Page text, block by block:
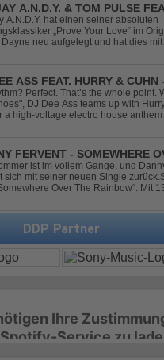
A.N.D.Y. & TOM PULSE
- PROVE YOUR LOVE
A.N.D.Y. hat einen seiner absoluten
„Prove Your Love“ im
Dayne neu aufgelegt und hat dies mit
bekannten Hit animiert direkt
ASS FEAT. HURRY & CUHN
SHOES
Perfect. That’s the whole point. With "Two
DJ Dee Ass teams up with
a high-voltage electro house
into confid...
FERVENT - SOMEWHERE
ist im vollem Gange, und
sich mit seiner neuen Single
Over The Rainbow“. Mit
Dichte und
Kraftvolle, zugleich g...
DDP Partner
Ihre
Service zu